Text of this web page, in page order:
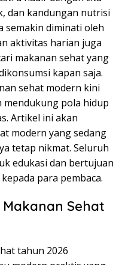
dan kandungan nutrisi
semakin diminati oleh
aktivitas harian juga
makanan sehat yang
kapan saja.
sehat modern kini
mendukung pola hidup
Artikel ini akan
modern yang sedang
tetap nikmat. Seluruh
edukasi dan bertujuan
para pembaca.
Sehat
tahun 2026